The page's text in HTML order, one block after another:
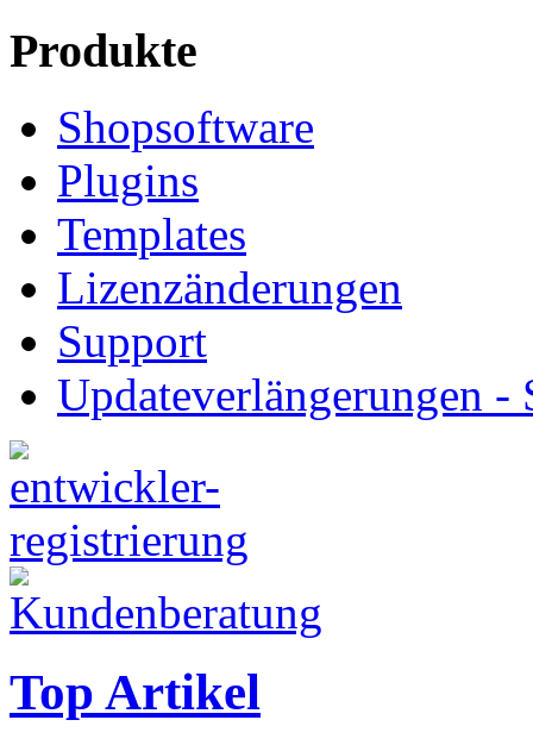
Produkte
Shopsoftware
Plugins
Templates
Lizenzänderungen
Support
Updateverlängerungen -
Top Artikel